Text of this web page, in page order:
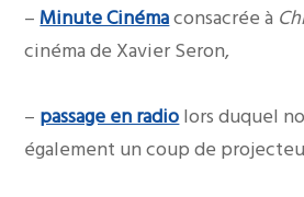
–Minute Cinémaconsacrée à
cinéma de Xavier Seron,
– passage en radiolors duquel
également un coup de